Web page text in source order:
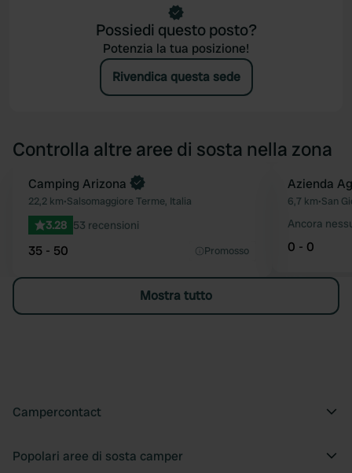
Possiedi questo posto?
Potenzia la tua posizione!
Rivendica questa sede
Controlla altre aree di sosta nella zona
Preferito
Camping Arizona
22,2 km•Salsomaggiore Terme, Italia
3.28 53 recensioni
35 - 50 Promosso
Azienda
6,7 km•San
Ancora
0 - 0
Mostra tutto
Campercontact
Popolari aree di sosta camper